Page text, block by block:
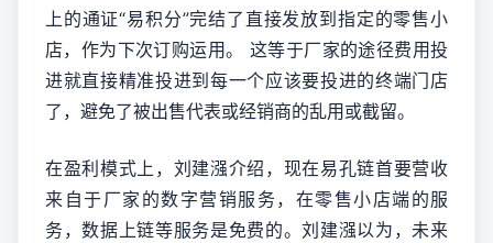
上的通证“易积分”完结了直接发放到指定的零售小
店，作为下次订购运用。 这等于厂家的途径费用投
进就直接精准投进到每一个应该要投进的终端门店
了，避免了被出售代表或经销商的乱用或截留。
在盈利模式上，刘建漒介绍，现在易孔链首要营收
来自于厂家的数字营销服务，在零售小店端的服
务，数据上链等服务是免费的。刘建漒以为，未来